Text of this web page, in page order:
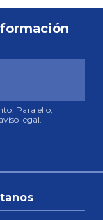
Para ello,
legal.